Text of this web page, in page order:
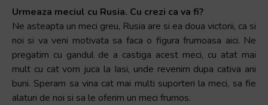
Urmeaza meciul cu Rusia. Cu crezi ca va fi?
Ne asteapta un meci greu, Rusia are si ea doua victorii, ca si
noi si va veni motivata sa faca o figura frumoasa aici. Ne
pregatim cu gandul de a castiga acest meci, cu atat mai
mult cu cat vom juca la Iasi, unde revenim dupa cativa ani
buni. Speram sa vina cat mai multi suporteri la meci, sa fie
alaturi de noi si sa le oferim un meci frumos.